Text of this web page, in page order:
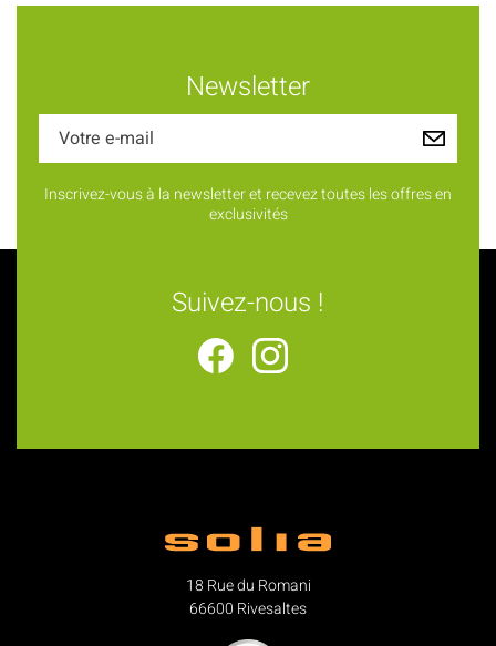
Newsletter
Inscrivez-vous à la newsletter et recevez toutes les offres en
exclusivités
Suivez-nous !
18 Rue du Romani
66600 Rivesaltes